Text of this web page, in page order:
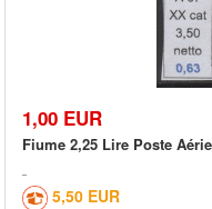
1,00 EUR
Fiume 2,25 Lire Poste
5,50 EUR